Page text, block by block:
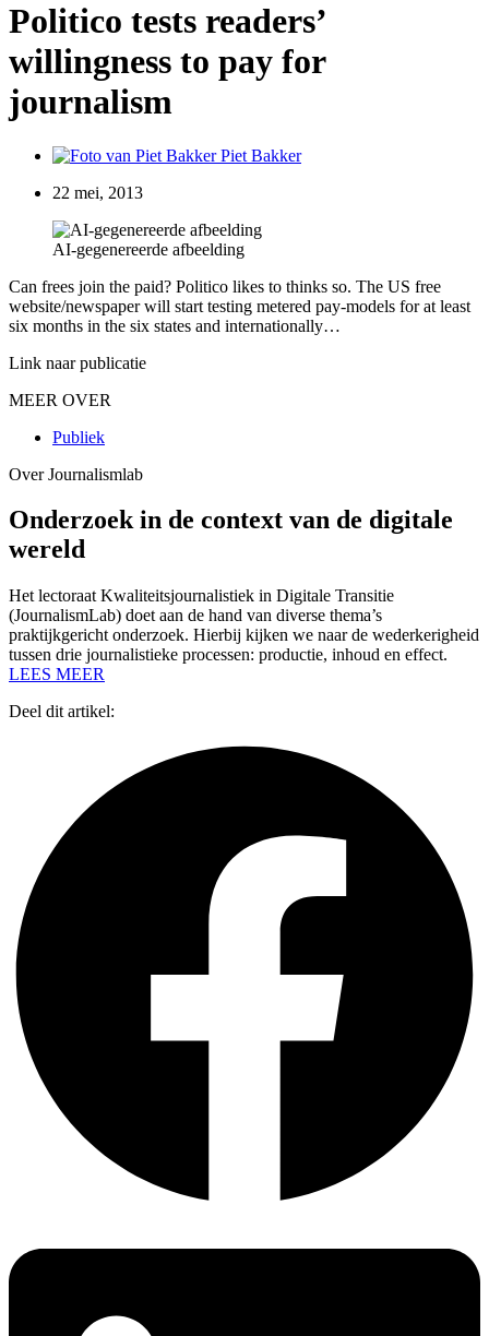
Politico tests readers’
willingness to pay for
journalism
Piet Bakker
22 mei, 2013
AI-gegenereerde afbeelding
Can frees join the paid? Politico likes to thinks so. The US free
website/newspaper will start testing metered pay-models for at least
six months in the six states and internationally…
Link naar publicatie
MEER OVER
Publiek
Over Journalismlab
Onderzoek in de context van de digitale
wereld
Het lectoraat Kwaliteitsjournalistiek in Digitale Transitie
(JournalismLab) doet aan de hand van diverse thema’s
praktijkgericht onderzoek. Hierbij kijken we naar de wederkerigheid
tussen drie journalistieke processen: productie, inhoud en effect.
LEES MEER
Deel dit artikel: